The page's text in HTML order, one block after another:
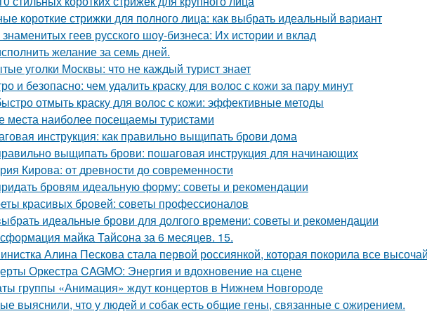
короткие стрижки для полного лица: как выбрать идеальный вариант
геев русского шоу-бизнеса: Их истории и вклад
желание за семь дней.
уголки Москвы: что не каждый турист знает
и безопасно: чем удалить краску для волос с кожи за пару минут
отмыть краску для волос с кожи: эффективные методы
места наиболее посещаемы туристами
инструкция: как правильно выщипать брови дома
выщипать брови: пошаговая инструкция для начинающих
Кирова: от древности до современности
бровям идеальную форму: советы и рекомендации
красивых бровей: советы профессионалов
идеальные брови для долгого времени: советы и рекомендации
майка Тайсона за 6 месяцев. 15.
Алина Пескова стала первой россиянкой, которая покорила все
Оркестра CAGMO: Энергия и вдохновение на сцене
группы «Анимация» ждут концертов в Нижнем Новгороде
выяснили, что у людей и собак есть общие гены, связанные с ожирением.